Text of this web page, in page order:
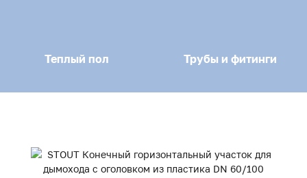
Теплый пол Трубы и фитинги